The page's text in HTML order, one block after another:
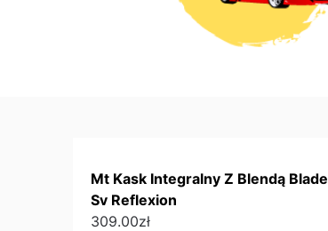
Mt Kask Integralny Z Blendą Blade
Sv Reflexion
309.00zł